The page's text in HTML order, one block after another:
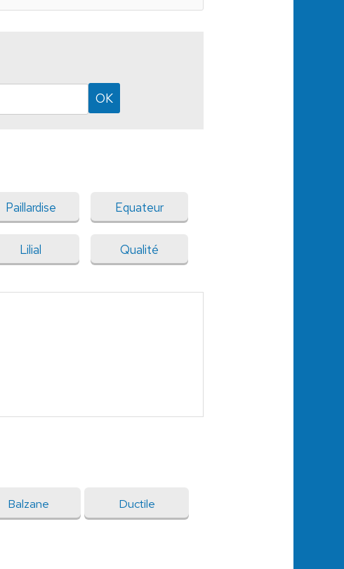
Paillardise Equateur
Lilial Qualité
Balzane Ductile